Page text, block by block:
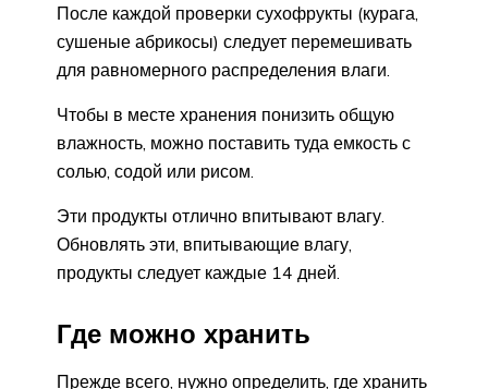
После каждой проверки сухофрукты (курага,
сушеные абрикосы) следует перемешивать
для равномерного распределения влаги.
Чтобы в месте хранения понизить общую
влажность, можно поставить туда емкость с
солью, содой или рисом.
Эти продукты отлично впитывают влагу.
Обновлять эти, впитывающие влагу,
продукты следует каждые 14 дней.
Где можно хранить
Прежде всего, нужно определить, где хранить